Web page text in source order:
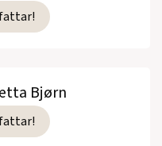
Bjørn